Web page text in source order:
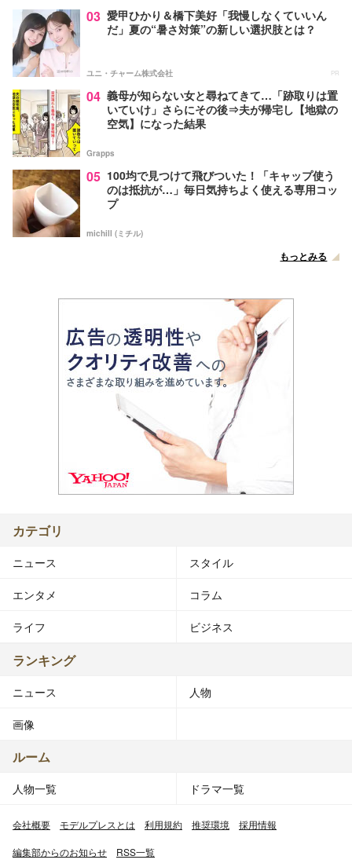
03 愛甲ひかり＆橋下美好「我慢しなくていいん
だ」夏の“暑さ対策”の新しい選択肢とは？
ユニ・チャーム株式会社 PR
04 義母が知らない女と尋ねてきて…「跡取りは置
いていけ」さらにその後⇒夫が帰宅し【地獄の
空気】になった結果
Grapps
05 100均で見つけて飛びついた！「キャップ使う
のは抵抗が…」毎日気持ちよく使える専用コッ
プ
michill (ミチル)
もっとみる
カテゴリ
ニュース スタイル
エンタメ コラム
ライフ ビジネス
ランキング
ニュース 人物
画像
ルーム
人物一覧 ドラマ一覧
会社概要 モデルプレスとは 利用規約 推奨環境 採用情報
編集部からのお知らせ RSS一覧